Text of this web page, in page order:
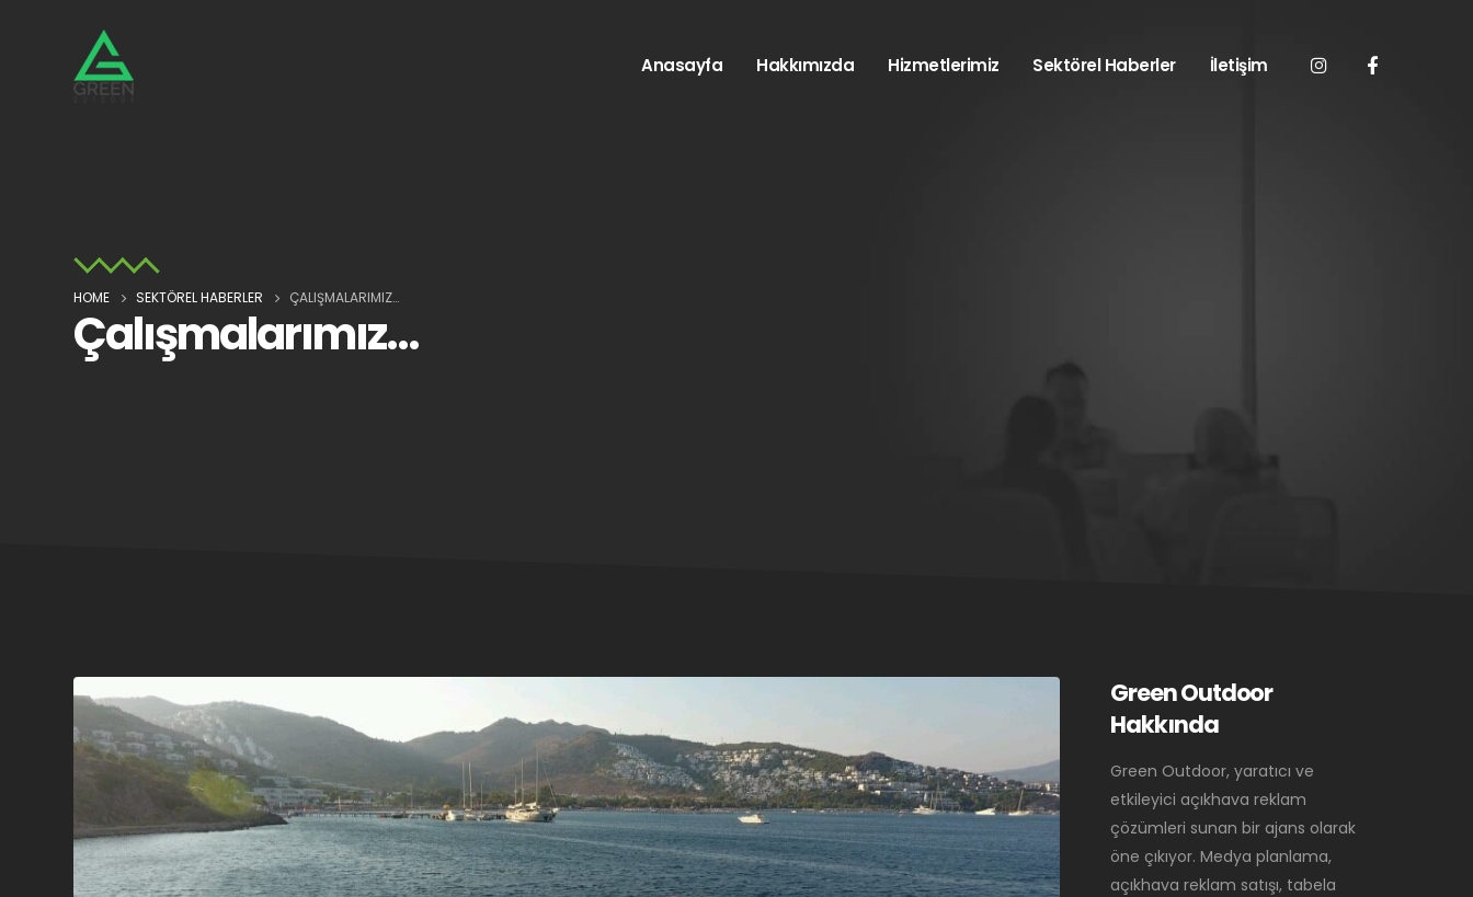
Anasayfa Hakkımızda Hizmetlerimiz Sektörel Haberler İletişim
HOME SEKTÖREL HABERLER ÇALIŞMALARIMIZ…
Çalışmalarımız…
Green Outdoor
Hakkında
Green Outdoor, yaratıcı ve
etkileyici açıkhava reklam
çözümleri sunan bir ajans olarak
öne çıkıyor. Medya planlama,
açıkhava reklam satışı, tabela